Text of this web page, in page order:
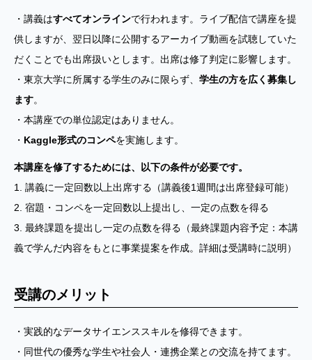
・講義はすべてオンラインで行われます。ライブ配信で講座を提
供しますが、翌日以降に公開するアーカイブ動画を試聴していた
だくことでも出席扱いとします。出席は修了判定に影響します。
・東京大学に所属する学生のみに限らず、 学生の方を広く募集し
ます。
・本講座での単位認定はありません。
・ Kaggle形式のコンペを実施します。
本講座を修了するためには、以下の条件が必要です。
1. 講義に一定回数以上出席する（講義後1週間は出席登録可能）
2. 宿題・コンペを一定回数以上提出し、一定の点数を得る
3. 最終課題を提出し一定の点数を得る（最終課題内容予定：本講
義で学んだ内容をもとに事業提案を作成。詳細は受講時に説明）
受講のメリット
・実践的なデータサイエンススキルを修得できます。
・同世代の優秀な学生や社会人・連携企業との交流を持てます。